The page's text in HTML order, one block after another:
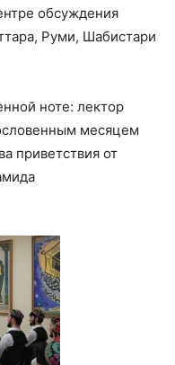
обсуждения
Руми, Шабистари
ноте: лектор
месяцем
приветствия от